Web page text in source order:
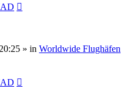
» in Worldwide Flughäfen